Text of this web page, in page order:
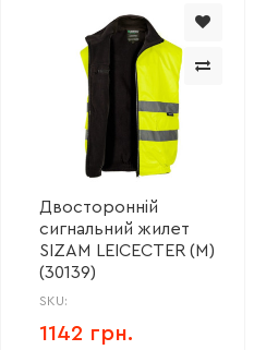
Двосторонній
сигнальний жилет
SIZAM LEICECTER (M)
(30139)
SKU:
1142 грн.